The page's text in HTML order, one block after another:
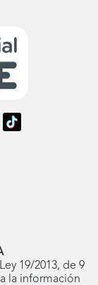
Síguenos
en
19/2013, de 9
la información